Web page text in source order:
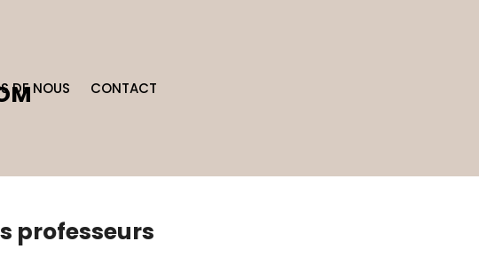
DE NOUS CONTACT
professeurs